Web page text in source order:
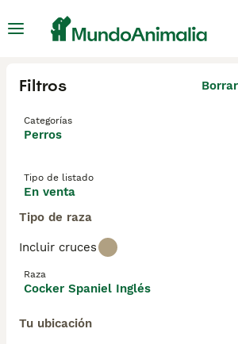
Filtros
Categorías
Perros
Tipo de listado
En venta
Tipo de raza
Incluir cruces
Raza
Cocker Spaniel Inglés
Tu ubicación